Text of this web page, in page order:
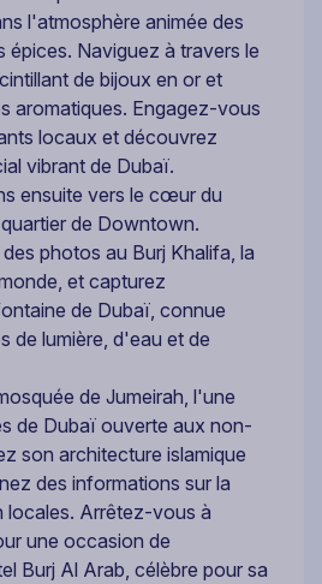
l'atmosphère animée des
épices. Naviguez à travers le
de bijoux en or et
aromatiques. Engagez-vous
locaux et découvrez
vibrant de Dubaï.
ensuite vers le cœur du
de Downtown.
photos au Burj Khalifa, la
et capturez
de Dubaï, connue
de lumière, d'eau et de
de Jumeirah, l'une
de Dubaï ouverte aux non-
son architecture islamique
des informations sur la
locales. Arrêtez-vous à
une occasion de
Burj Al Arab, célèbre pour sa